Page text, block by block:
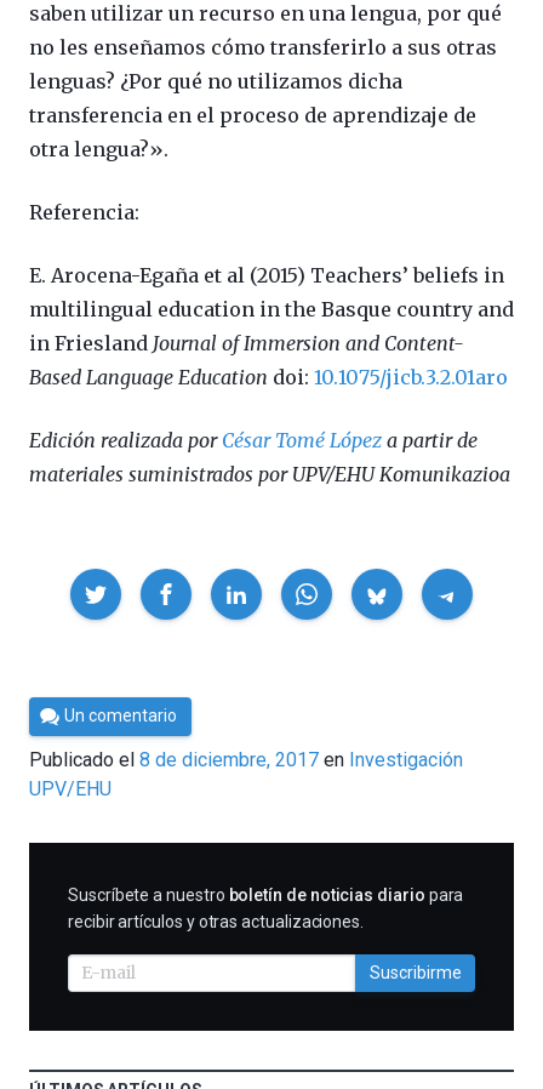
saben utilizar un recurso en una lengua, por qué
no les enseñamos cómo transferirlo a sus otras
lenguas? ¿Por qué no utilizamos dicha
transferencia en el proceso de aprendizaje de
otra lengua?».
Referencia:
E. Arocena-Egaña et al (2015) Teachers’ beliefs in
multilingual education in the Basque country and
in Friesland Journal of Immersion and Content-
Based Language Education doi: 10.1075/jicb.3.2.01aro
Edición realizada por César Tomé López a partir de
materiales suministrados por UPV/EHU Komunikazioa
Compartir
Por
César
Tomé
Un comentario
Publicado el 8 de diciembre, 2017 en Investigación
UPV/EHU
SUSCRIBIRME
Suscríbete a nuestro boletín de noticias diario para
recibir artículos y otras actualizaciones.
Suscribirme